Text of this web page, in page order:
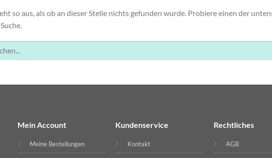
so aus, als ob an dieser Stelle nichts gefunden wurde. Probiere einen der
Mein Account
Meine Bestellungen
Kundenservice
Kontakt
Rechtliches
AGB